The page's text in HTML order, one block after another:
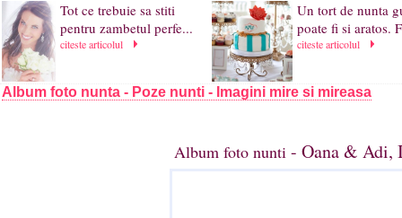
Tot ce trebuie sa stiti
pentru zambetul perfe...
citeste articolul
Un tort de nunta
poate fi si aratos.
citeste articolul
Album foto nunta - Poze nunti - Imagini mire si mireasa
Album foto nunti - Oana & Adi,